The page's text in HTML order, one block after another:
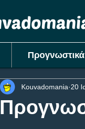
Προγνωστικά
Kouvadomania 20